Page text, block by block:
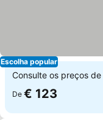
Escolha popular
Consulte os preços de
De € 123